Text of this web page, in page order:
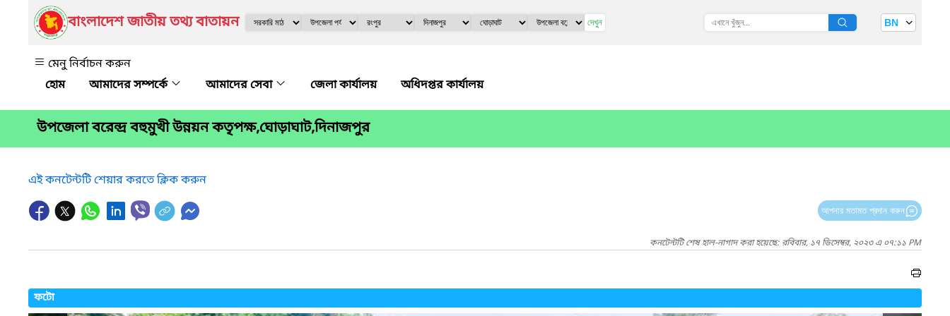
বাংলাদেশ জাতীয় তথ্য বাতায়ন দেখুন BN
মেনু নির্বাচন করুন
আমাদের সম্পর্কে
আমাদের সেবা জেলা কার্যালয় অধিদপ্তর কার্যালয়
উপজেলা বরেন্দ্র বহুমুখী উন্নয়ন কতৃপক্ষ,ঘোড়াঘাট,দিনাজপুর
এই কনটেন্টটি শেয়ার করতে ক্লিক করুন
আপনার মতামত প্রদান করুন
কনটেন্টটি শেষ হাল-নাগাদ করা হয়েছে: রবিবার, ১৭ ডিসেম্বর, ২০২৩ এ ০৭:১১ PM
ফটো